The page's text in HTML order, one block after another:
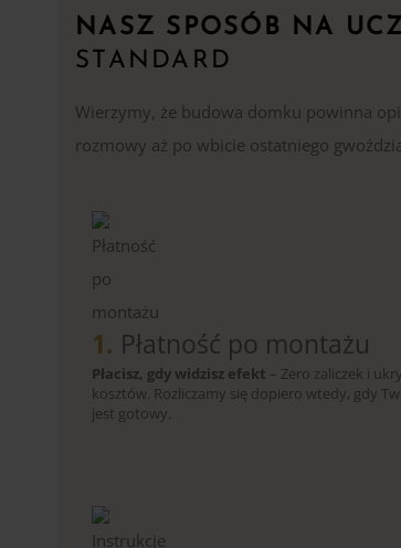
NASZ SPOSÓB NA
STANDARD
Wierzymy, że budowa domku powinna
rozmowy aż po wbicie ostatniego
1. Płatność po montażu
Płacisz, gdy widzisz efekt – Zero zaliczek i
kosztów. Rozliczamy się dopiero wtedy, gdy
jest gotowy.